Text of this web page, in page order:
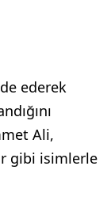
ederek
Ali,
gibi isimlerle